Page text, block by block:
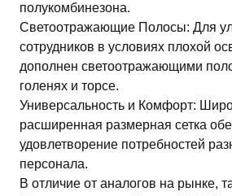
полукомбинезона.
Светоотражающие Полосы: Для
сотрудников в условиях плохой
дополнен светоотражающими
голенях и торсе.
Универсальность и Комфорт:
расширенная размерная сетка
удовлетворение потребностей
персонала.
В отличие от аналогов на рынке,